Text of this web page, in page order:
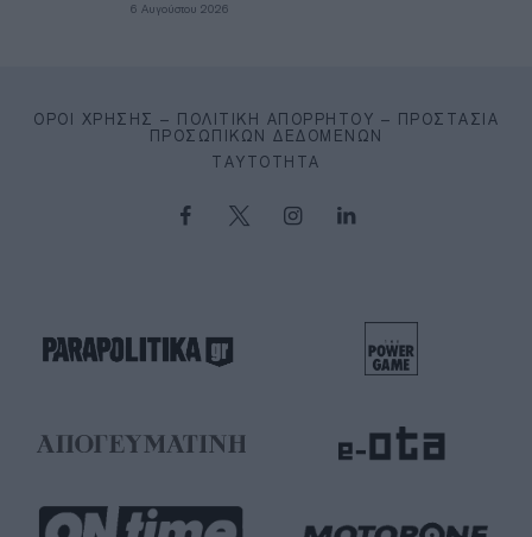
6 Αυγούστου 2026
ΌΡΟΙ ΧΡΉΣΗΣ – ΠΟΛΙΤΙΚΉ ΑΠΟΡΡΉΤΟΥ – ΠΡΟΣΤΑΣΊΑ
ΠΡΟΣΩΠΙΚΏΝ ΔΕΔΟΜΈΝΩΝ
ΤΑΥΤΌΤΗΤΑ